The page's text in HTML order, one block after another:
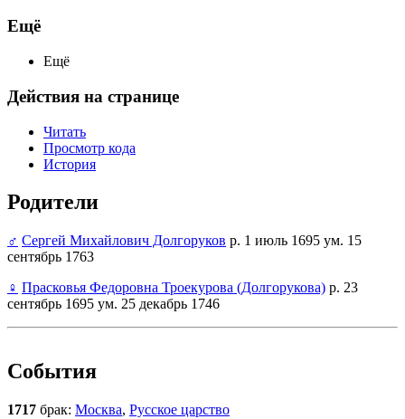
Ещё
Ещё
Действия на странице
Читать
Просмотр кода
История
Родители
♂ Сергей Михайлович Долгоруков р. 1 июль 1695 ум. 15
сентябрь 1763
♀ Прасковья Федоровна Троекурова (Долгорукова) р. 23
сентябрь 1695 ум. 25 декабрь 1746
События
1717 брак: Москва, Русское царство